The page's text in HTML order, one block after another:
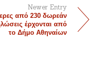
Newer Entry
από 230 δωρεάν
έρχονται από
το Δήμο Αθηναίων